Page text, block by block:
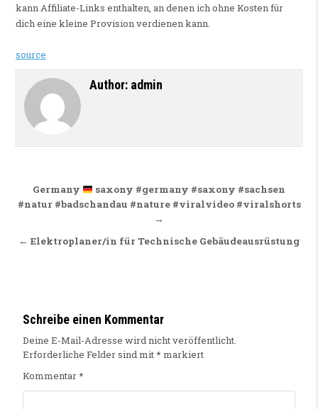
kann Affiliate-Links enthalten, an denen ich ohne Kosten für
dich eine kleine Provision verdienen kann.
source
Author: admin
Beitragsnavigation
Germany
saxony #germany #saxony #sachsen
#natur #badschandau #nature #viralvideo #viralshorts
→
← Elektroplaner/in für Technische Gebäudeausrüstung
Schreibe einen Kommentar
Deine E-Mail-Adresse wird nicht veröffentlicht.
Erforderliche Felder sind mit* markiert
Kommentar*